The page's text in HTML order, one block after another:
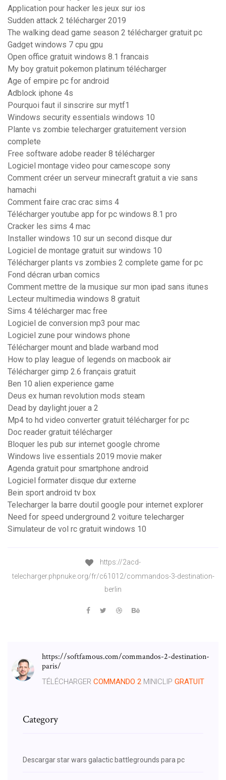
Application pour hacker les jeux sur ios
Sudden attack 2 télécharger 2019
The walking dead game season 2 télécharger gratuit pc
Gadget windows 7 cpu gpu
Open office gratuit windows 8.1 francais
My boy gratuit pokemon platinum télécharger
Age of empire pc for android
Adblock iphone 4s
Pourquoi faut il sinscrire sur mytf1
Windows security essentials windows 10
Plante vs zombie telecharger gratuitement version
complete
Free software adobe reader 8 télécharger
Logiciel montage video pour camescope sony
Comment créer un serveur minecraft gratuit a vie sans
hamachi
Comment faire crac crac sims 4
Télécharger youtube app for pc windows 8.1 pro
Cracker les sims 4 mac
Installer windows 10 sur un second disque dur
Logiciel de montage gratuit sur windows 10
Télécharger plants vs zombies 2 complete game for pc
Fond décran urban comics
Comment mettre de la musique sur mon ipad sans itunes
Lecteur multimedia windows 8 gratuit
Sims 4 télécharger mac free
Logiciel de conversion mp3 pour mac
Logiciel zune pour windows phone
Télécharger mount and blade warband mod
How to play league of legends on macbook air
Télécharger gimp 2.6 français gratuit
Ben 10 alien experience game
Deus ex human revolution mods steam
Dead by daylight jouer a 2
Mp4 to hd video converter gratuit télécharger for pc
Doc reader gratuit télécharger
Bloquer les pub sur internet google chrome
Windows live essentials 2019 movie maker
Agenda gratuit pour smartphone android
Logiciel formater disque dur externe
Bein sport android tv box
Telecharger la barre doutil google pour internet explorer
Need for speed underground 2 voiture telecharger
Simulateur de vol rc gratuit windows 10
https://2acd-
telecharger.phpnuke.org/fr/c61012/commandos-3-destination-
berlin
https://softfamous.com/commandos-2-destination-
paris/
TÉLÉCHARGER COMMANDO 2 MINICLIP GRATUIT
Category
Descargar star wars galactic battlegrounds para pc